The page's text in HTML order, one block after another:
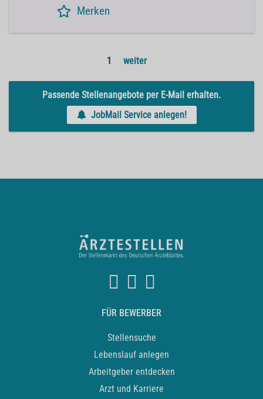
Merken
1 weiter
Passende Stellenangebote per E-Mail erhalten.
JobMail Service anlegen!
FÜR BEWERBER
Stellensuche
Lebenslauf anlegen
Arbeitgeber entdecken
Arzt und Karriere